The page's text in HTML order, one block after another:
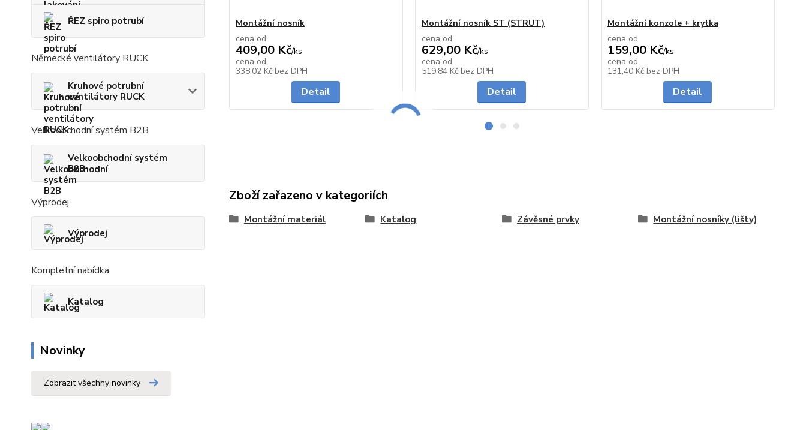
ŘEZ spiro potrubí
Německé ventilátory RUCK
Kruhové potrubní
ventilátory RUCK
Velkoobchodní systém B2B
Velkoobchodní systém
B2B
Výprodej
Výprodej
Kompletní nabídka
Katalog
Novinky
Zobrazit všechny novinky
Montážní nosník
cena od
409,00 Kč/ks
cena od
338,02 Kč bez DPH
Detail
Montážní nosník ST (STRUT)
cena od
629,00 Kč/ks
cena od
519,84 Kč bez DPH
Detail
Montážní konzole + krytka
cena od
159,00 Kč/ks
cena od
131,40 Kč bez DPH
Detail
Zboží zařazeno v kategoriích
Montážní materiál Katalog Závěsné prvky Montážní nosníky (lišty)